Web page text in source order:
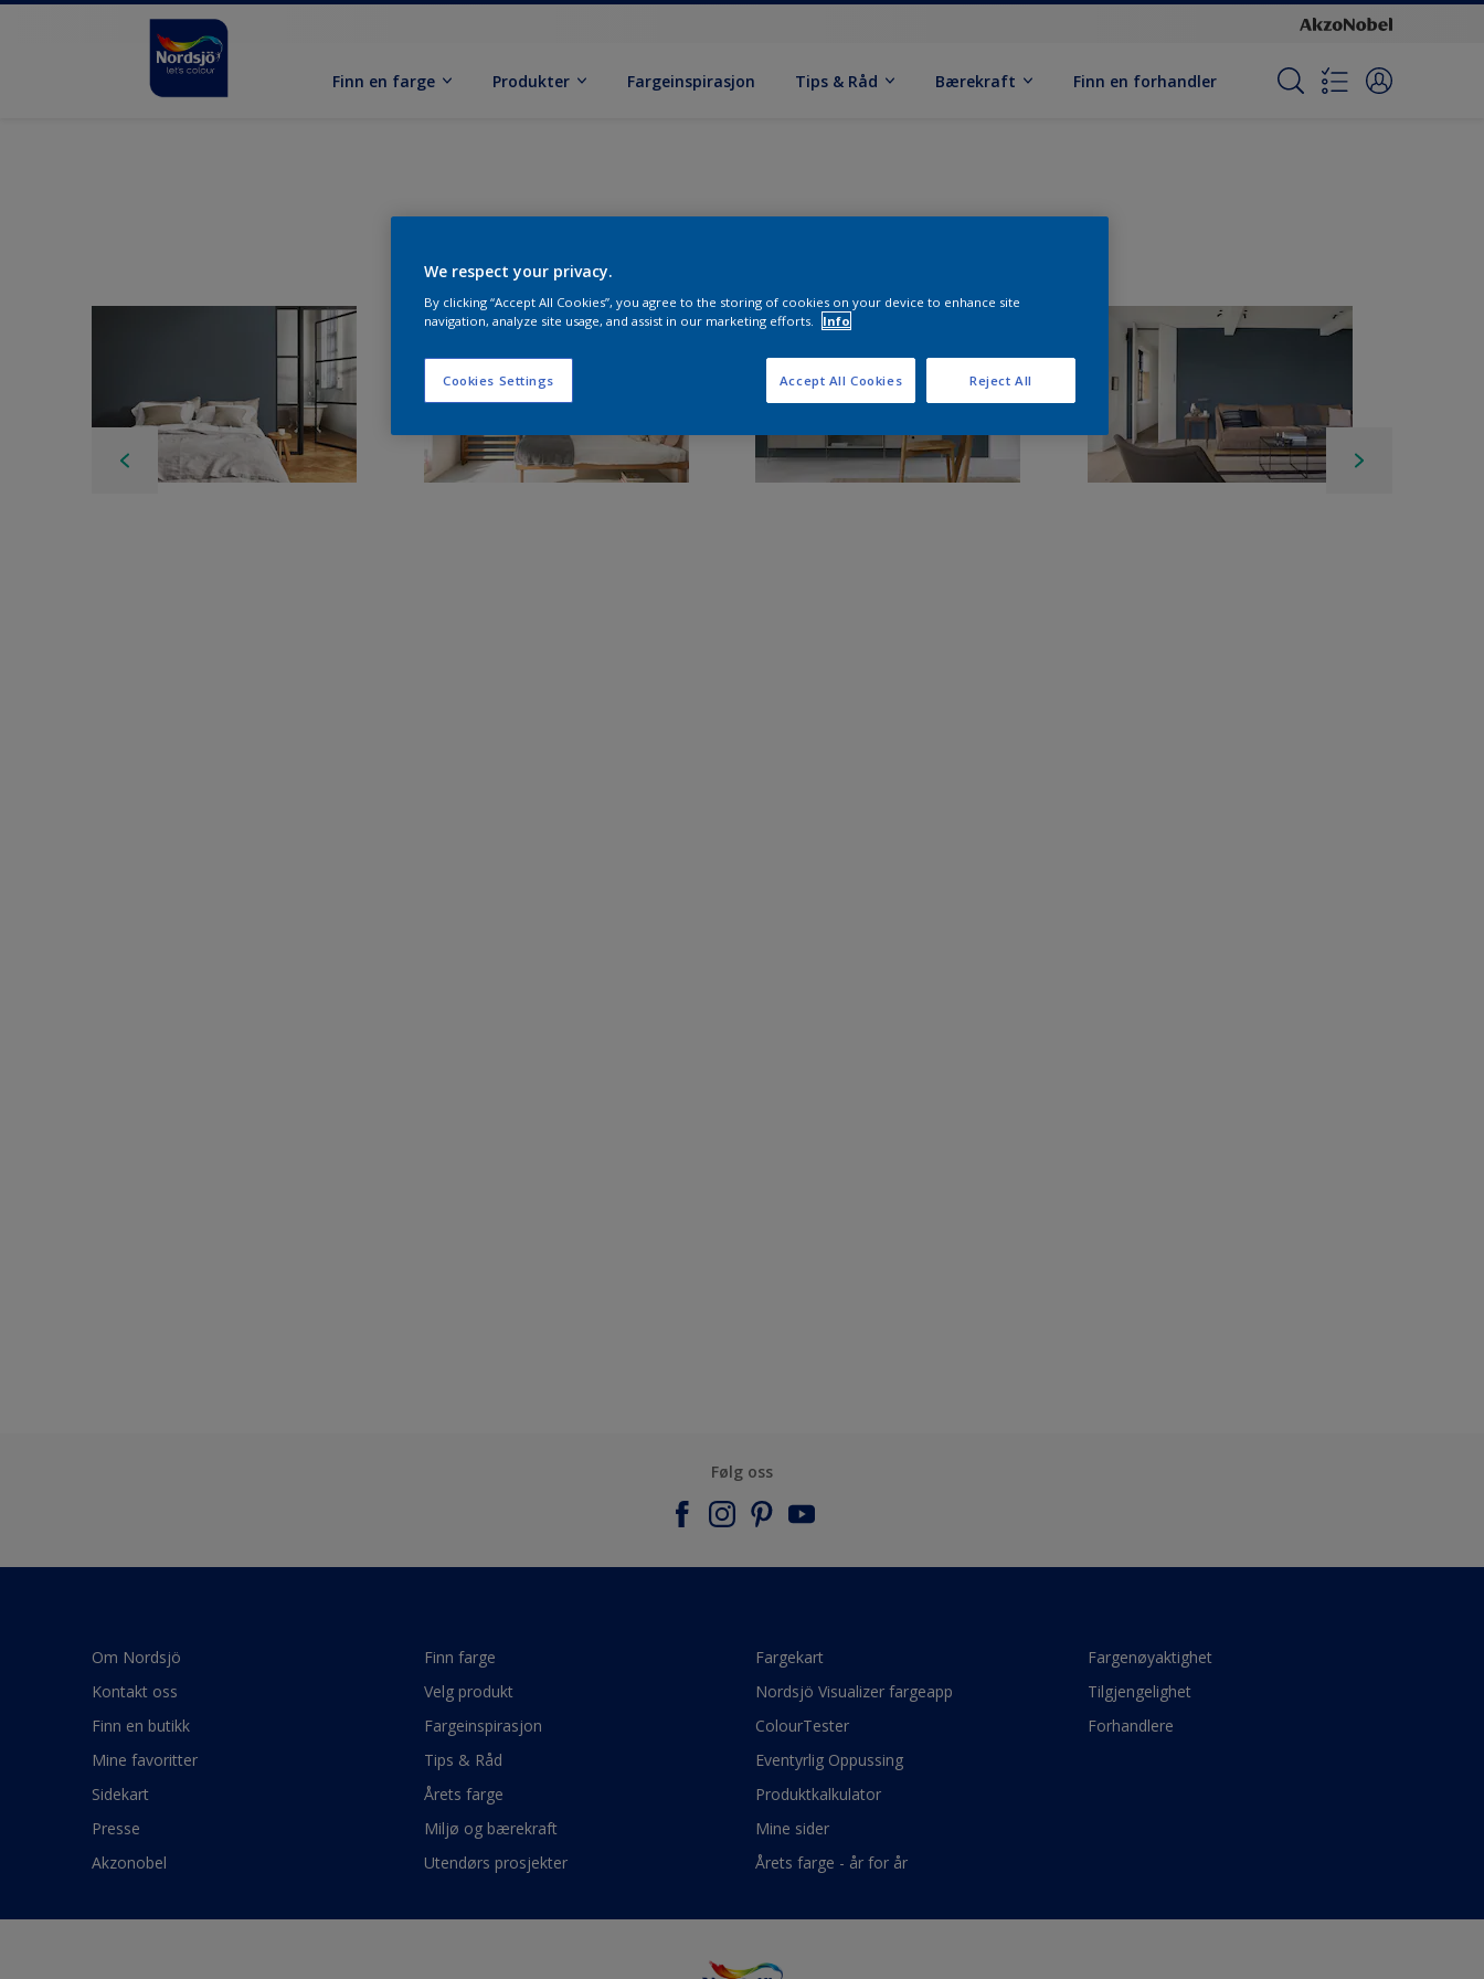
Finn en farge Produkter Fargeinspirasjon Tips & Råd Bærekraft Finn en forhandler
Følg oss
Om Nordsjö
Kontakt oss
Finn en butikk
Mine favoritter
Sidekart
Presse
Akzonobel
Finn farge
Velg produkt
Fargeinspirasjon
Tips & Råd
Årets farge
Miljø og bærekraft
Utendørs prosjekter
Fargekart
Nordsjö Visualizer fargeapp
ColourTester
Eventyrlig Oppussing
Produktkalkulator
Mine sider
Årets farge - år for år
Fargenøyaktighet
Tilgjengelighet
Forhandlere
We respect your privacy.
By clicking “Accept All Cookies”, you agree to the storing of cookies on your device to enhance site
navigation, analyze site usage, and assist in our marketing efforts.
Info
Cookies Settings Reject All
Accept All Cookies